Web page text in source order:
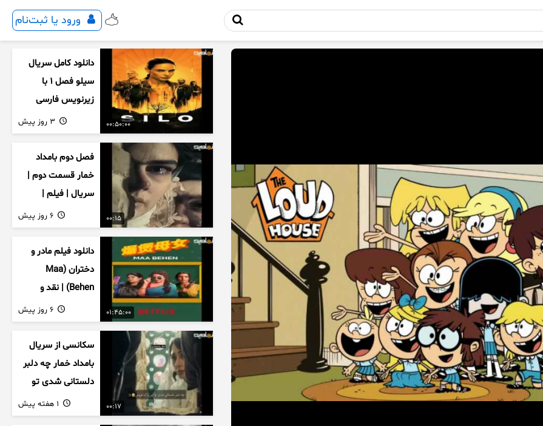
ورود یا ثبت‌نام
00:50:00
دانلود کامل سریال
سیلو فصل ۱ با
زیرنویس فارسی
00:15
فصل دوم بامداد
خمار قسمت دوم |
سریال | فیلم |
نمایش خانگی |
محبوبه | سینمایی
01:45:00
دانلود فیلم مادر و
دختران (Maa
Behen) | نقد و
بررسی درام خانوادگی
هندی
00:17
سکانسی از سریال
بامداد خمار چه دلبر
دلستانی شدی تو
این بزک عروس..